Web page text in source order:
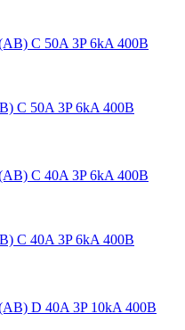
C 50A 3P 6kA 400В
C 40A 3P 6kA 400В